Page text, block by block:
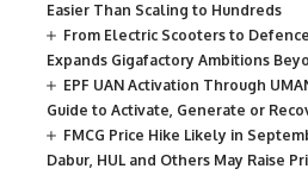
Easier Than Scaling to Hundreds
From Electric Scooters to
Expands Gigafactory Ambitions
EPF UAN Activation Through
Guide to Activate, Generate or
FMCG Price Hike Likely in
Dabur, HUL and Others May Raise